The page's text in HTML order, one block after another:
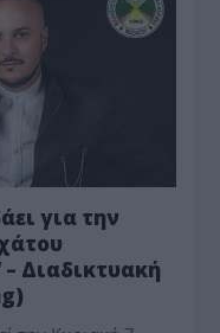
για την
Διαδικτυακή